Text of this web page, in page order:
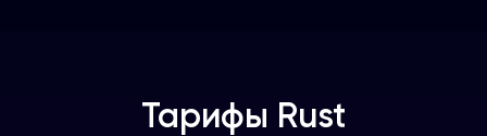
Тарифы Rust